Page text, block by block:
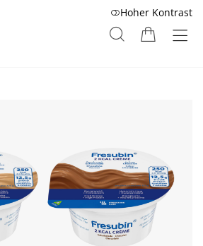
Hoher Kontrast